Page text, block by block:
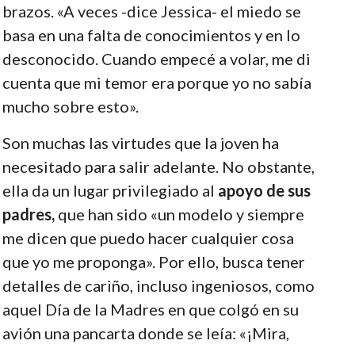
brazos. «A veces -dice Jessica- el miedo se
basa en una falta de conocimientos y en lo
desconocido. Cuando empecé a volar, me di
cuenta que mi temor era porque yo no sabía
mucho sobre esto».
Son muchas las virtudes que la joven ha
necesitado para salir adelante. No obstante,
ella da un lugar privilegiado al apoyo de sus
padres,que han sido «un modelo y siempre
me dicen que puedo hacer cualquier cosa
que yo me proponga». Por ello, busca tener
detalles de cariño, incluso ingeniosos, como
aquel Día de la Madres en que colgó en su
avión una pancarta donde se leía: «¡Mira,